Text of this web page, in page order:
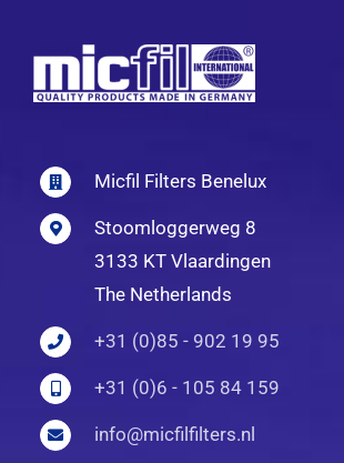
Micfil Filters Benelux
Stoomloggerweg 8
3133 KT Vlaardingen
The Netherlands
+31 (0)85 - 902 19 95
+31 (0)6 - 105 84 159
info@micfilfilters.nl